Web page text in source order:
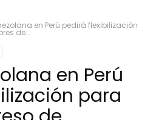
en Perú pedirá flexibilización
de...
en Perú
para